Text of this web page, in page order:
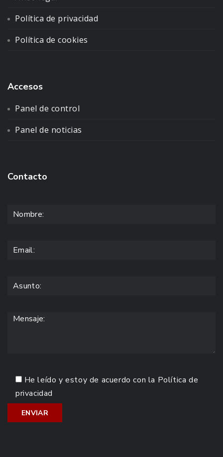
Política de privacidad
Política de cookies
Accesos
Panel de control
Panel de noticias
Contacto
He leído y estoy de acuerdo con la Política de
privacidad